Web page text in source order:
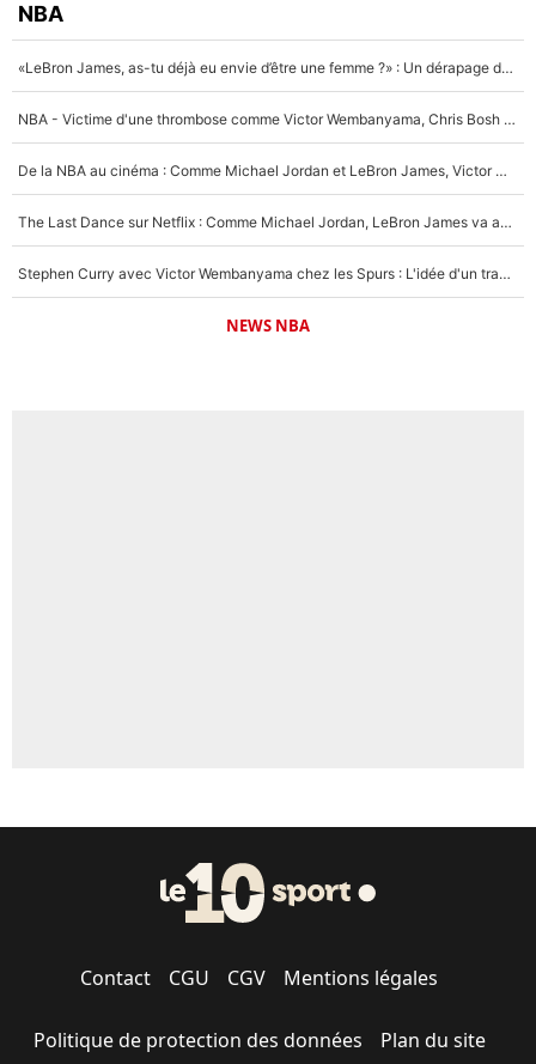
NBA
«LeBron James, as-tu déjà eu envie d’être une femme ?» : Un dérapage de Donald Trump sur la superstar de la NBA refait surface
NBA - Victime d'une thrombose comme Victor Wembanyama, Chris Bosh prévient le Français des risques sur sa santé : «J’ai failli mourir sur le coup et j’ai été ramené à la vie»
De la NBA au cinéma : Comme Michael Jordan et LeBron James, Victor Wembanyama rêve d'une carrière d'acteur !
The Last Dance sur Netflix : Comme Michael Jordan, LeBron James va avoir le droit à sa série !
Stephen Curry avec Victor Wembanyama chez les Spurs : L'idée d'un trade historique est lancée en NBA !
NEWS NBA
Contact CGU CGV Mentions légales
Politique de protection des données Plan du site